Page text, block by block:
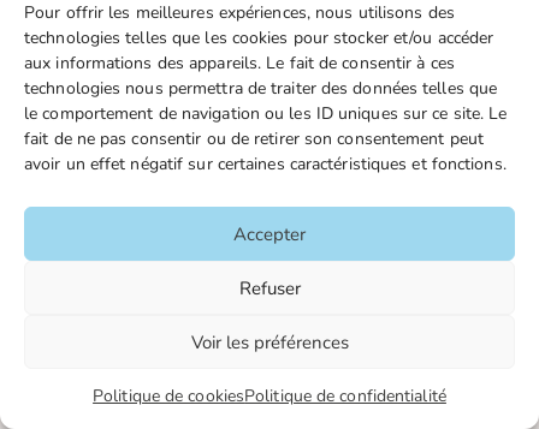
Pour offrir les meilleures expériences, nous utilisons des
technologies telles que les cookies pour stocker et/ou accéder
aux informations des appareils. Le fait de consentir à ces
technologies nous permettra de traiter des données telles que
le comportement de navigation ou les ID uniques sur ce site. Le
fait de ne pas consentir ou de retirer son consentement peut
avoir un effet négatif sur certaines caractéristiques et fonctions.
Accepter
Refuser
Voir les préférences
Politique de cookiesPolitique de confidentialité